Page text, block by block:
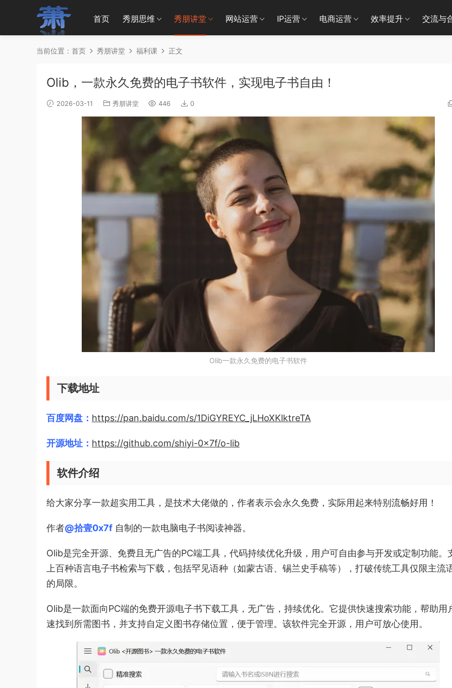
首页 秀朋思维 秀朋讲堂 网站运营 IP运营 电商运营 效率提升 交流与
当前位置： 首页 秀朋讲堂 福利课 正文
Olib，一款永久免费的电子书软件，实现电子书自由！
2026-03-11 秀朋讲堂 446 0
Olib一款永久免费的电子书软件
下载地址
百度网盘： https://pan.baidu.com/s/1DiGYREYC_jLHoXKlktreTA
开源地址： https://github.com/shiyi-0x7f/o-lib
软件介绍
给大家分享一款超实用工具，是技术大佬做的，作者表示会永久免费，实际用起来特别流畅好用！
作者@拾壹0x7f 自制的一款电脑电子书阅读神器。
Olib是完全开源、免费且无广告的PC端工具，代码持续优化升级，用户可自由参与开发或定制功能。
上百种语言电子书检索与下载，包括罕见语种（如蒙古语、锡兰史手稿等），打破传统工具仅限主流
的局限。
Olib是一款面向PC端的免费开源电子书下载工具，无广告，持续优化。它提供快速搜索功能，帮助用
速找到所需图书，并支持自定义图书存储位置，便于管理。该软件完全开源，用户可放心使用。